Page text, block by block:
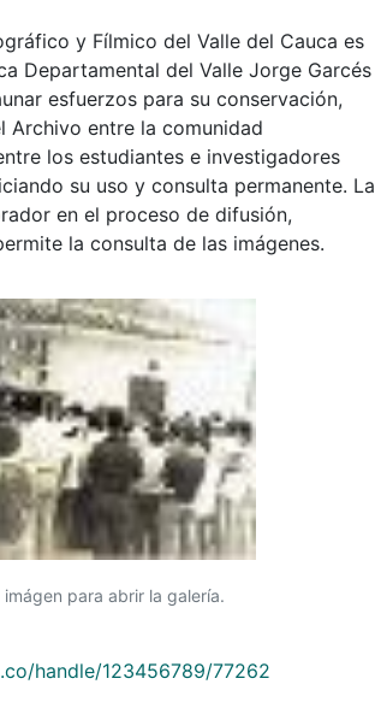
y Fílmico del Valle del Cauca es
Departamental del Valle Jorge Garcés
esfuerzos para su conservación,
Archivo entre la comunidad
los estudiantes e investigadores
su uso y consulta permanente. La
en el proceso de difusión,
la consulta de las imágenes.
para abrir la galería.
handle/123456789/77262